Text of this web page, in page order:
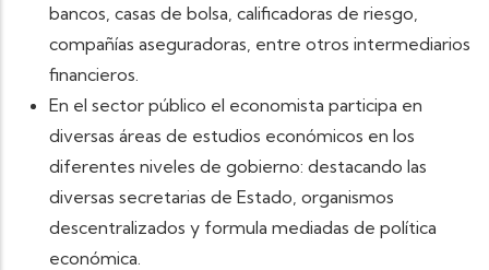
bancos, casas de bolsa, calificadoras de riesgo,
compañías aseguradoras, entre otros intermediarios
financieros.
En el sector público el economista participa en
diversas áreas de estudios económicos en los
diferentes niveles de gobierno: destacando las
diversas secretarias de Estado, organismos
descentralizados y formula mediadas de política
económica.